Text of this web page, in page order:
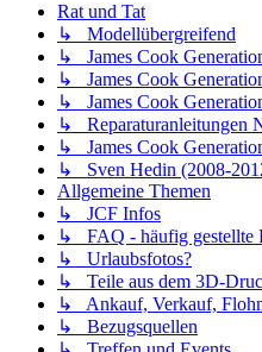
Rat und Tat
↳ Modellübergreifend
↳ James Cook
↳ James Cook
↳ James Cook
↳ Reparaturanleitungen
↳ James Cook
↳ Sven Hedin (2008-
Allgemeine Themen
↳ JCF Infos
↳ FAQ - häufig gestellte
↳ Urlaubsfotos?
↳ Teile aus dem 3D-
↳ Ankauf, Verkauf,
↳ Bezugsquellen